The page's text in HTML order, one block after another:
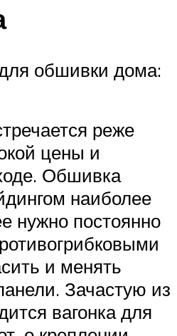
обшивки дома:
реже
цены и
Обшивка
наиболее
нужно постоянно
и менять
Зачастую из
вагонка для